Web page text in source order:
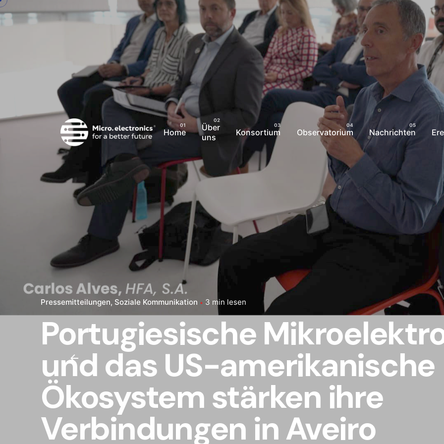
Skip
Home
Über
uns
Konsortium Observatorium Nachrichten
Pressemitteilungen Soziale Kommunikation 3 min lesen
Portugiesische
und das US-amerikanische
Ökosystem stärken ihre
Verbindungen in Aveiro